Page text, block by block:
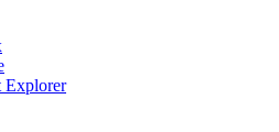
Explorer